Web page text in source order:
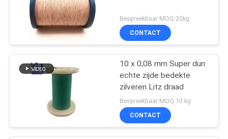
Bespreekbaar MOQ:20kg
CONTACT
10 x 0,08 mm Super dun
echte zijde bedekte
zilveren Litz draad
Bespreekbaar MOQ:10 kg
CONTACT